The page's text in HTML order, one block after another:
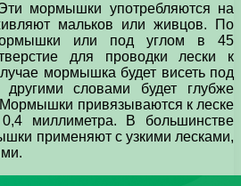
мормышки употребляются на
мальков или живцов. По
или под углом в 45
для проводки лески к
мормышка будет висеть под
словами будет глубже
привязываются к леске
миллиметра. В большинстве
применяют с узкими лесками,